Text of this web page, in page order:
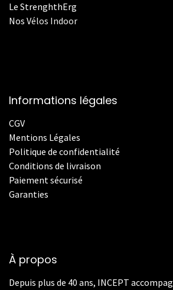
Le StrenghthErg
Nos Vélos Indoor
Informations légales
CGV
Mentions Légales
Politique de confidentialité
Conditions de livraison
Paiement sécurisé
Garanties
À propos
Depuis plus de 40 ans, INCEPT